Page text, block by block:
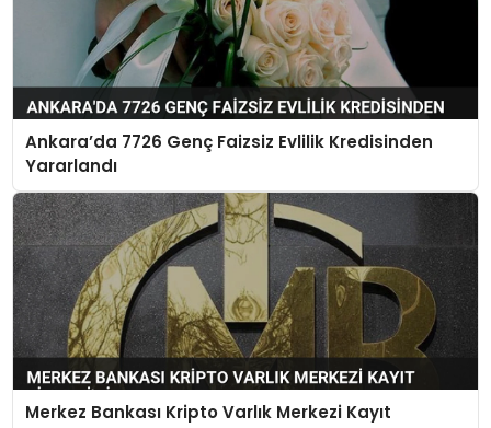
Ankara’da 7726 Genç Faizsiz Evlilik Kredisinden
Yararlandı
Merkez Bankası Kripto Varlık Merkezi Kayıt